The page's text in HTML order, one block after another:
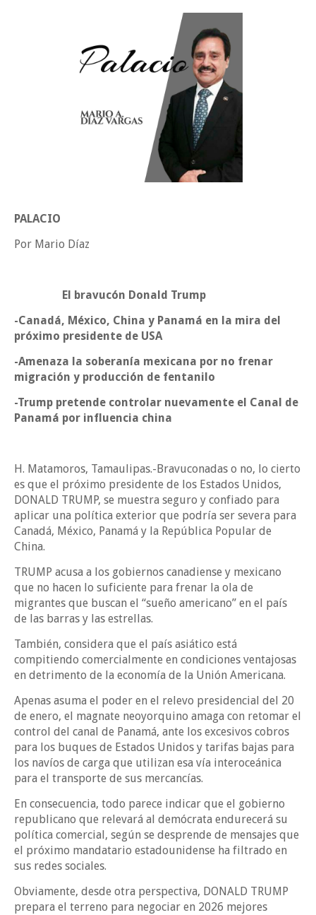
Martes en Tu Colonia Renovado acerca servicios y atención directa a
familias de Matamoros
La ONU publica Segundo Informe Subnacional de Tamaulipas
Disney reconoce a nivel mundial talento de estudiante de la UAT
Ayuntamiento entrega apoyos del programa "Ruta Segura,
la Educación"
PALACIO
Por Mario Díaz
El bravucón Donald Trump
-Canadá, México, China y Panamá en la mira del
próximo presidente de USA
-Amenaza la soberanía mexicana por no frenar
migración y producción de fentanilo
-Trump pretende controlar nuevamente el Canal de
Panamá por influencia china
H. Matamoros, Tamaulipas.-Bravuconadas o no, lo cierto
es que el próximo presidente de los Estados Unidos,
DONALD TRUMP, se muestra seguro y confiado para
aplicar una política exterior que podría ser severa para
Canadá, México, Panamá y la República Popular de
China.
TRUMP acusa a los gobiernos canadiense y mexicano
que no hacen lo suficiente para frenar la ola de
migrantes que buscan el “sueño americano” en el país
de las barras y las estrellas.
También, considera que el país asiático está
compitiendo comercialmente en condiciones ventajosas
en detrimento de la economía de la Unión Americana.
Apenas asuma el poder en el relevo presidencial del 20
de enero, el magnate neoyorquino amaga con retomar el
control del canal de Panamá, ante los excesivos cobros
para los buques de Estados Unidos y tarifas bajas para
los navíos de carga que utilizan esa vía interoceánica
para el transporte de sus mercancías.
En consecuencia, todo parece indicar que el gobierno
republicano que relevará al demócrata endurecerá su
política comercial, según se desprende de mensajes que
el próximo mandatario estadounidense ha filtrado en
sus redes sociales.
Obviamente, desde otra perspectiva, DONALD TRUMP
prepara el terreno para negociar en 2026 mejores